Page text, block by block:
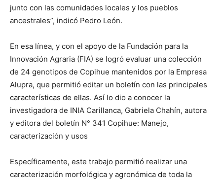
junto con las comunidades locales y los pueblos
ancestrales”, indicó Pedro León.
En esa línea, y con el apoyo de la Fundación para la
Innovación Agraria (FIA) se logró evaluar una colección
de 24 genotipos de Copihue mantenidos por la Empresa
Alupra, que permitió editar un boletín con las principales
características de ellas. Así lo dio a conocer la
investigadora de INIA Carillanca, Gabriela Chahín, autora
y editora del boletín N° 341 Copihue: Manejo,
caracterización y usos
Específicamente, este trabajo permitió realizar una
caracterización morfológica y agronómica de toda la